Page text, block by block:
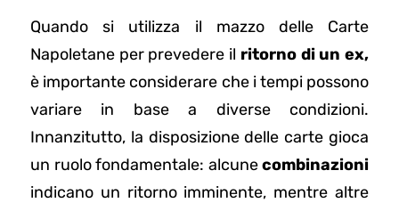
Quando si utilizza il mazzo delle Carte
Napoletane per prevedere il ritorno di un ex,
è importante considerare che i tempi possono
variare in base a diverse condizioni.
Innanzitutto, la disposizione delle carte gioca
un ruolo fondamentale: alcunecombinazioni
indicano un ritorno imminente, mentre altre